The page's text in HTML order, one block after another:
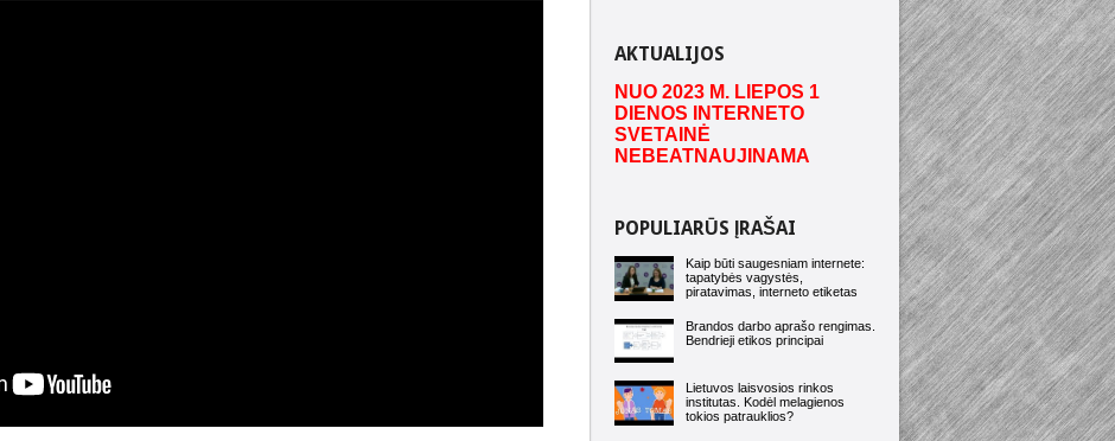
AKTUALIJOS
NUO 2023 M. LIEPOS 1
DIENOS INTERNETO
SVETAINĖ
NEBEATNAUJINAMA
POPULIARŪS ĮRAŠAI
Kaip būti saugesniam internete:
tapatybės vagystės,
piratavimas, interneto etiketas
Brandos darbo aprašo rengimas.
Bendrieji etikos principai
Lietuvos laisvosios rinkos
institutas. Kodėl melagienos
tokios patrauklios?